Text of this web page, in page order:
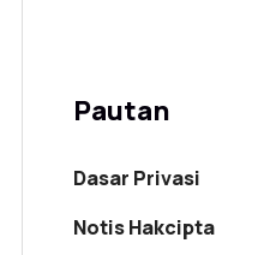
Pautan
Dasar Privasi
Notis Hakcipta